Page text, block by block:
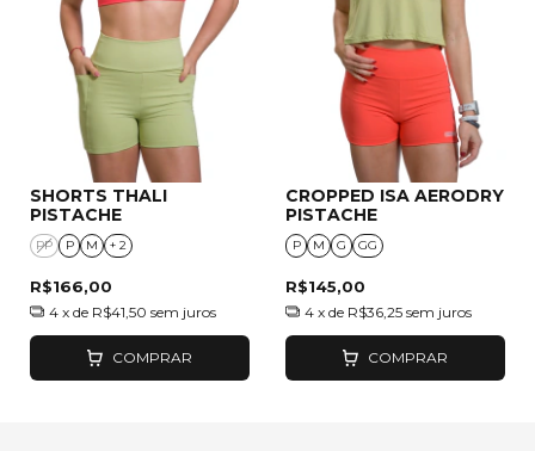
SHORTS THALI
PISTACHE
PP P M + 2
R$166,00
4 x de R$41,50 sem juros
COMPRAR
CROPPED ISA AERODRY
PISTACHE
P M G GG
R$145,00
4 x de R$36,25 sem juros
COMPRAR